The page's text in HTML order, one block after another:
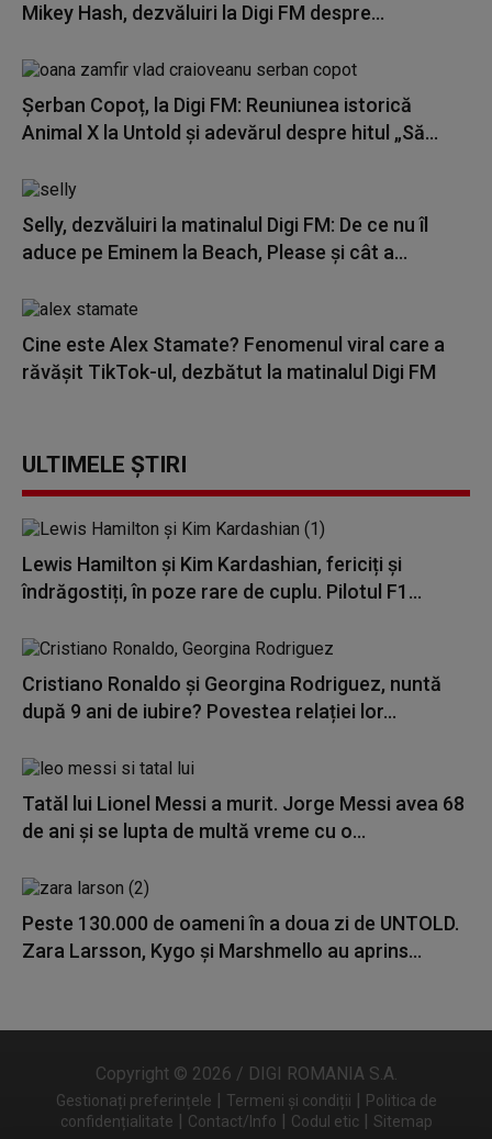
Mikey Hash, dezvăluiri la Digi FM despre...
Șerban Copoț, la Digi FM: Reuniunea istorică
Animal X la Untold și adevărul despre hitul „Să...
Selly, dezvăluiri la matinalul Digi FM: De ce nu îl
aduce pe Eminem la Beach, Please și cât a...
Cine este Alex Stamate? Fenomenul viral care a
răvășit TikTok-ul, dezbătut la matinalul Digi FM
ULTIMELE ȘTIRI
Lewis Hamilton și Kim Kardashian, fericiți și
îndrăgostiți, în poze rare de cuplu. Pilotul F1...
Cristiano Ronaldo și Georgina Rodriguez, nuntă
după 9 ani de iubire? Povestea relației lor...
Tatăl lui Lionel Messi a murit. Jorge Messi avea 68
de ani și se lupta de multă vreme cu o...
Peste 130.000 de oameni în a doua zi de UNTOLD.
Zara Larsson, Kygo și Marshmello au aprins...
Copyright © 2026 / DIGI ROMANIA S.A.
Gestionați preferințele | Termeni și condiții | Politica de
confidențialitate | Contact/Info | Codul etic | Sitemap